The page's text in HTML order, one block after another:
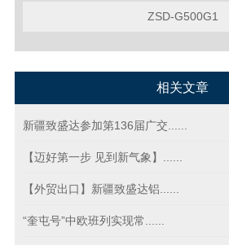
ZSD-G500G1
相关文章
新疆致盛达参加第136届广交......
【迈好第一步 见到新气象】......
【外贸出口】新疆致盛达铝......
“奎屯号”中欧班列实现常......